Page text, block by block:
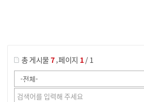
총 게시물7,페이지 1/ 1